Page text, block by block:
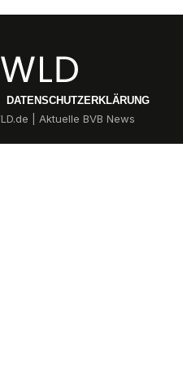
DATENSCHUTZERKLÄRUNG
| Aktuelle BVB News